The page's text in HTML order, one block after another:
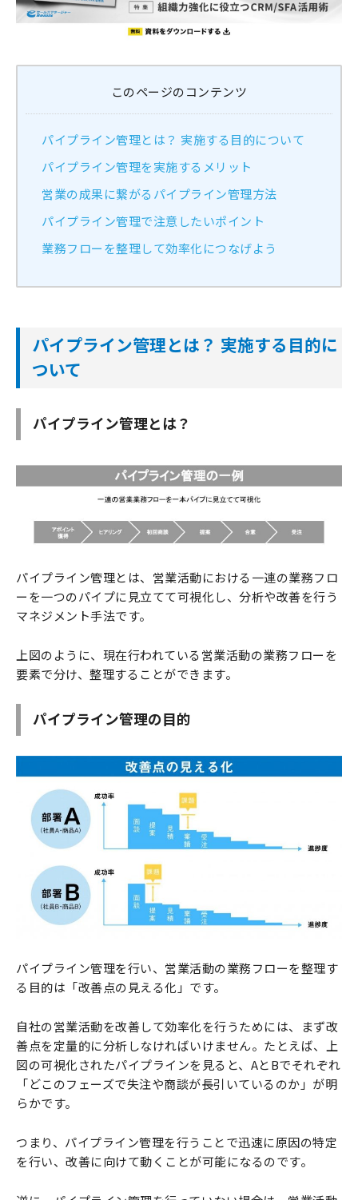
このページのコンテンツ
パイプライン管理とは？ 実施する目的について
パイプライン管理を実施するメリット
営業の成果に繋がるパイプライン管理方法
パイプライン管理で注意したいポイント
業務フローを整理して効率化につなげよう
パイプライン管理とは？ 実施する目的に
ついて
パイプライン管理とは？
パイプライン管理とは、営業活動における一連の業務フロ
ーを一つのパイプに見立てて可視化し、分析や改善を行う
マネジメント手法です。
上図のように、現在行われている営業活動の業務フローを
要素で分け、整理することができます。
パイプライン管理の目的
パイプライン管理を行い、営業活動の業務フローを整理す
る目的は「改善点の見える化」です。
自社の営業活動を改善して効率化を行うためには、まず改
善点を定量的に分析しなければいけません。たとえば、上
図の可視化されたパイプラインを見ると、AとBでそれぞれ
「どこのフェーズで失注や商談が長引いているのか」が明
らかです。
つまり、パイプライン管理を行うことで迅速に原因の特定
を行い、改善に向けて動くことが可能になるのです。